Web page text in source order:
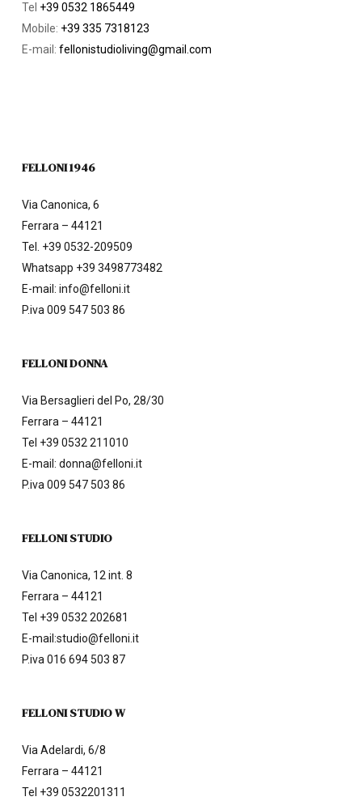
Tel +39 0532 1865449
Mobile: +39 335 7318123
E-mail: fellonistudioliving@gmail.com
FELLONI 1946
Via Canonica, 6
Ferrara – 44121
Tel. +39 0532-209509
Whatsapp +39 3498773482
E-mail: info@felloni.it
P.iva 009 547 503 86
FELLONI DONNA
Via Bersaglieri del Po, 28/30
Ferrara – 44121
Tel +39 0532 211010
E-mail: donna@felloni.it
P.iva 009 547 503 86
FELLONI STUDIO
Via Canonica, 12 int. 8
Ferrara – 44121
Tel +39 0532 202681
E-mail:studio@felloni.it
P.iva 016 694 503 87
FELLONI STUDIO W
Via Adelardi, 6/8
Ferrara – 44121
Tel +39 0532201311